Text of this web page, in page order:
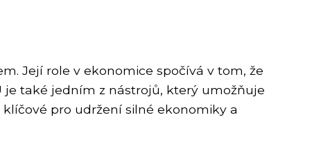
Její role v ekonomice spočívá v tom, že
je také jedním z nástrojů, který umožňuje
pro udržení silné ekonomiky a